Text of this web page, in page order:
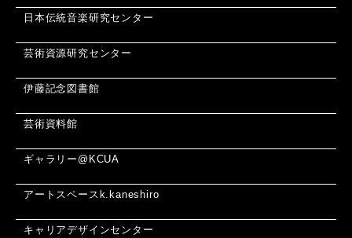
日本伝統音楽研究センター
芸術資源研究センター
伊藤記念図書館
芸術資料館
ギャラリー@KCUA
アートスペースk.kaneshiro
キャリアデザインセンター